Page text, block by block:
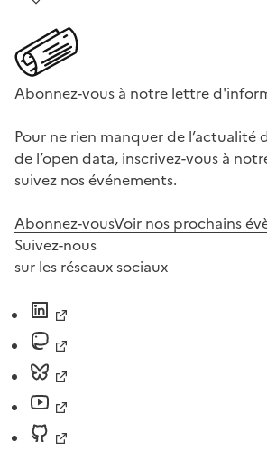
Abonnez-vous à notre lettre
Pour ne rien manquer de l’actualité
de l’open data, inscrivez-vous à
suivez nos événements.
Abonnez-vousVoir nos prochains
Suivez-nous
sur les réseaux sociaux